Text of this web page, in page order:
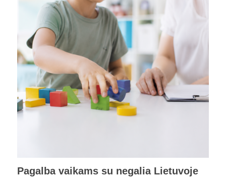
Pagalba vaikams su negalia Lietuvoje